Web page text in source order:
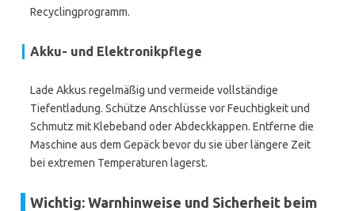
Recyclingprogramm.
Akku- und Elektronikpflege
Lade Akkus regelmäßig und vermeide vollständige
Tiefentladung. Schütze Anschlüsse vor Feuchtigkeit und
Schmutz mit Klebeband oder Abdeckkappen. Entferne die
Maschine aus dem Gepäck bevor du sie über längere Zeit
bei extremen Temperaturen lagerst.
Wichtig: Warnhinweise und Sicherheit beim